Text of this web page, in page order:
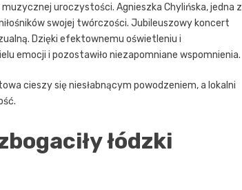
uroczystości. Agnieszka Chylińska, jedna z
swojej twórczości. Jubileuszowy koncert
Dzięki efektownemu oświetleniu i
emocji i pozostawiło niezapomniane wspomnienia.
cieszy się niesłabnącym powodzeniem, a lokalni
łódzki